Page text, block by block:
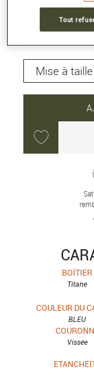
Délai
BOÎTIER
Titane
COULEUR DU
BLEU
Vissée
Tout